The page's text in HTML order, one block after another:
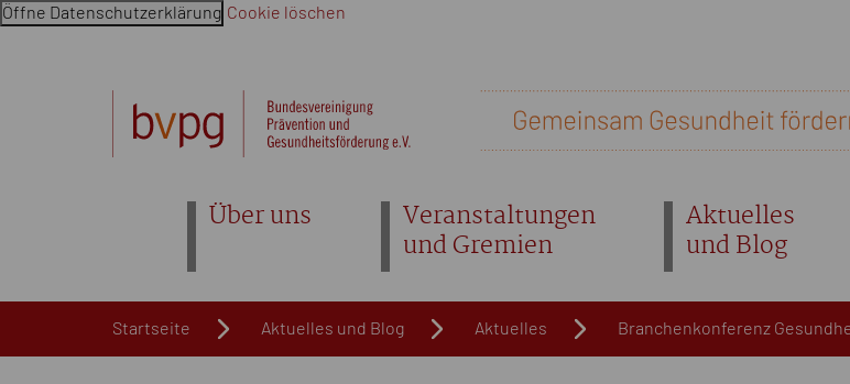
Öffne Datenschutzerklärung Cookie löschen
Über uns
Veranstaltungen
und Gremien
Aktuelles
und Blog
Startseite Aktuelles und Blog Aktuelles Branchenkonferenz